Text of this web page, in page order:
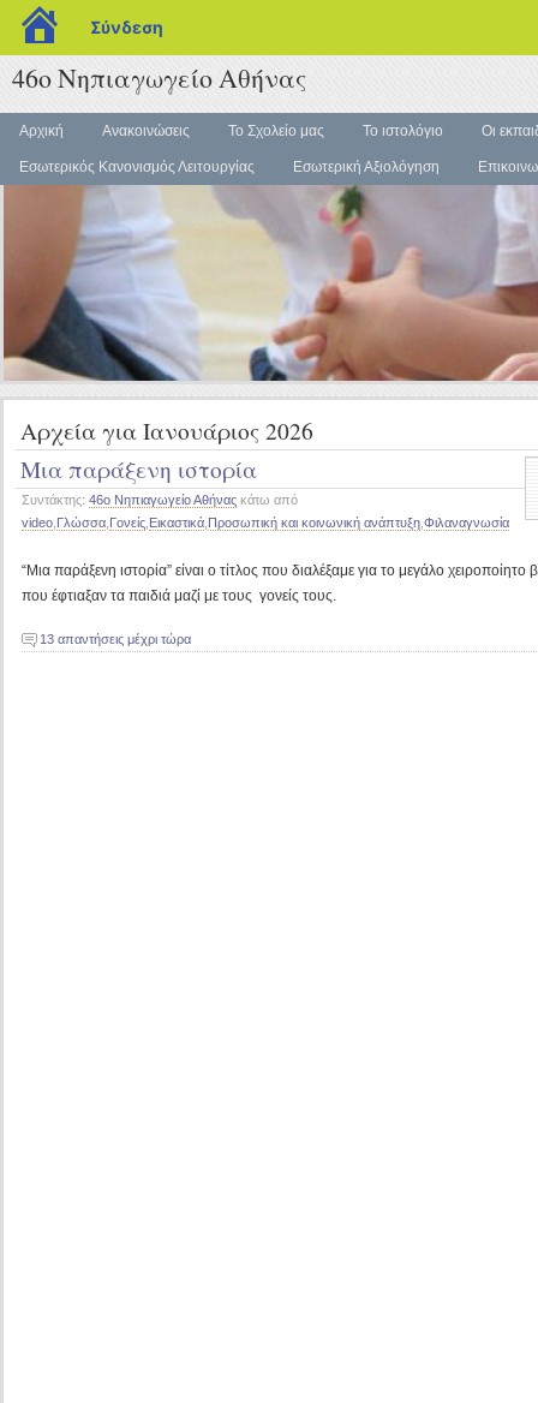
blogs.sch.gr
Σύνδεση
46ο Νηπιαγωγείο Αθήνας
Αρχική Ανακοινώσεις Το Σχολείο μας Το ιστολόγιο Οι
Εσωτερικός Κανονισμός Λειτουργίας Εσωτερική Αξιολόγηση
Αρχεία για Ιανουάριος 2026
Μια παράξενη ιστορία
Συντάκτης: 46ο Νηπιαγωγείο Αθήνας κάτω από
video Γλώσσα Γονείς Εικαστικά Προσωπική και κοινωνική ανάπτυξη Φιλαναγνωσία
“Μια παράξενη ιστορία” είναι ο τίτλος που διαλέξαμε για το μεγάλο χειροποίητο
που έφτιαξαν τα παιδιά μαζί με τους γονείς τους.
13 απαντήσεις μέχρι τώρα